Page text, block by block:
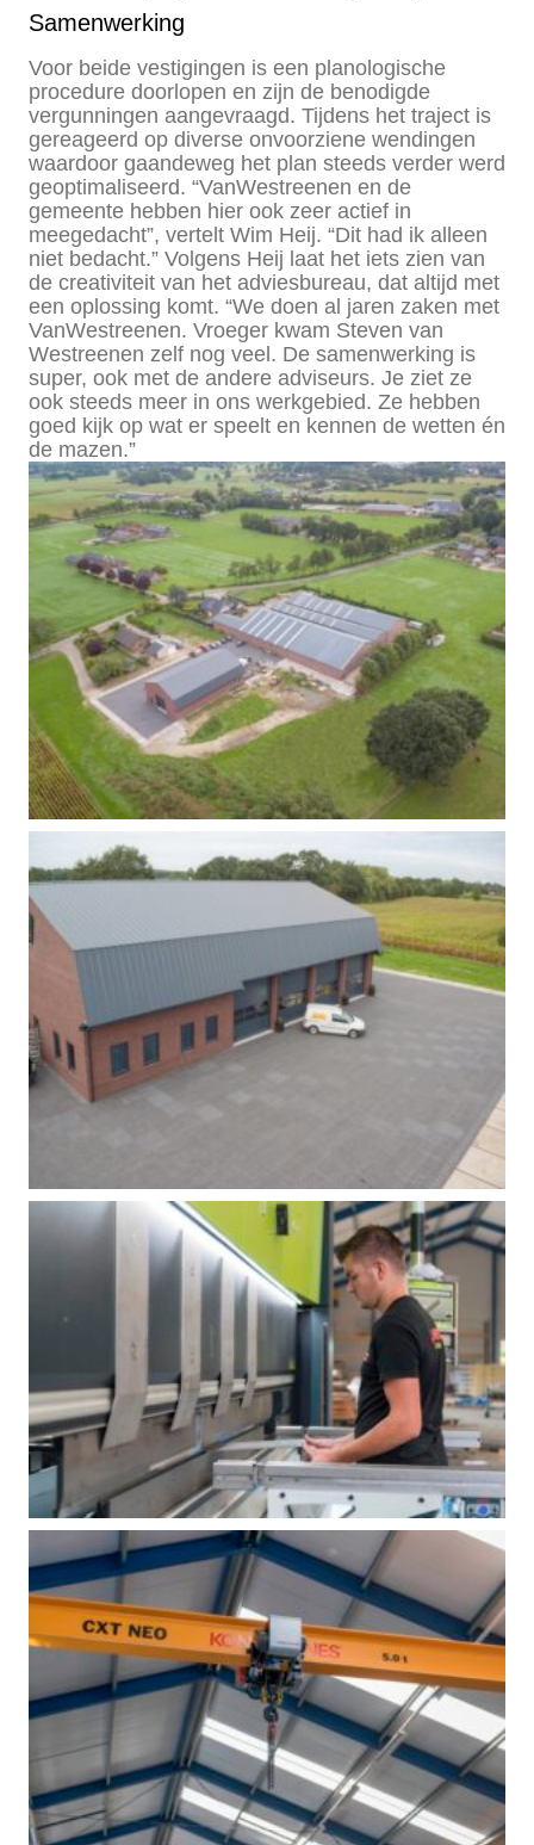
Samenwerking
Voor beide vestigingen is een planologische
procedure doorlopen en zijn de benodigde
vergunningen aangevraagd. Tijdens het traject is
gereageerd op diverse onvoorziene wendingen
waardoor gaandeweg het plan steeds verder werd
geoptimaliseerd. “VanWestreenen en de
gemeente hebben hier ook zeer actief in
meegedacht”, vertelt Wim Heij. “Dit had ik alleen
niet bedacht.” Volgens Heij laat het iets zien van
de creativiteit van het adviesbureau, dat altijd met
een oplossing komt. “We doen al jaren zaken met
VanWestreenen. Vroeger kwam Steven van
Westreenen zelf nog veel. De samenwerking is
super, ook met de andere adviseurs. Je ziet ze
ook steeds meer in ons werkgebied. Ze hebben
goed kijk op wat er speelt en kennen de wetten én
de mazen.”